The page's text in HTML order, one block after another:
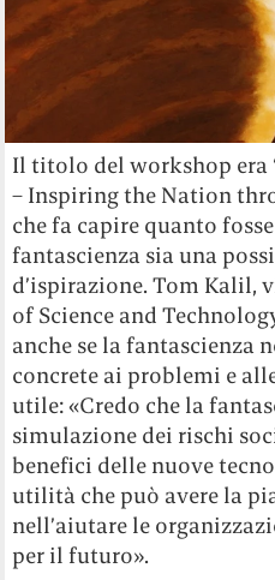
Il titolo del workshop era
– Inspiring the Nation
che fa capire quanto
fantascienza sia una
d’ispirazione. Tom Kalil,
of Science and
anche se la fantascienza
concrete ai problemi e
utile: «Credo che la
simulazione dei rischi
benefici delle nuove
utilità che può avere la
nell’aiutare le
per il futuro».